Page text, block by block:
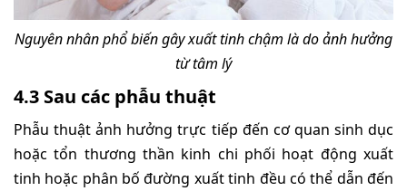
Nguyên nhân phổ biến gây xuất tinh chậm là do ảnh hưởng
từ tâm lý
4.3 Sau các phẫu thuật
Phẫu thuật ảnh hưởng trực tiếp đến cơ quan sinh dục
hoặc tổn thương thần kinh chi phối hoạt động xuất
tinh hoặc phân bố đường xuất tinh đều có thể dẫn đến